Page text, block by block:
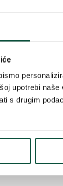
upotrebi
s drugim
također
ugođaj u
kutiju